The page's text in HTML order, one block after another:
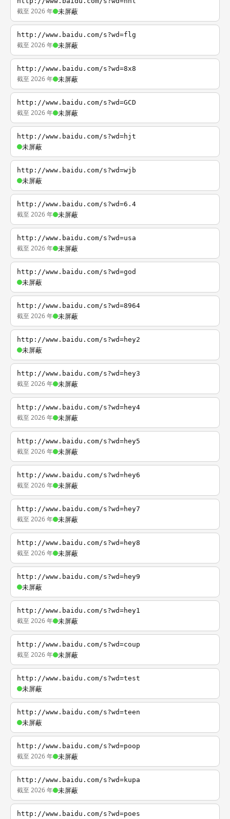
截至 2026 年 未屏蔽
http://www.baidu.com/s?wd=flg
截至 2026 年 未屏蔽
http://www.baidu.com/s?wd=8x8
截至 2026 年 未屏蔽
http://www.baidu.com/s?wd=GCD
截至 2026 年 未屏蔽
http://www.baidu.com/s?wd=hjt
未屏蔽
http://www.baidu.com/s?wd=wjb
未屏蔽
http://www.baidu.com/s?wd=6.4
截至 2026 年 未屏蔽
http://www.baidu.com/s?wd=usa
截至 2026 年 未屏蔽
http://www.baidu.com/s?wd=god
未屏蔽
http://www.baidu.com/s?wd=8964
截至 2026 年 未屏蔽
http://www.baidu.com/s?wd=hey2
未屏蔽
http://www.baidu.com/s?wd=hey3
截至 2026 年 未屏蔽
http://www.baidu.com/s?wd=hey4
截至 2026 年 未屏蔽
http://www.baidu.com/s?wd=hey5
截至 2026 年 未屏蔽
http://www.baidu.com/s?wd=hey6
截至 2026 年 未屏蔽
http://www.baidu.com/s?wd=hey7
截至 2026 年 未屏蔽
http://www.baidu.com/s?wd=hey8
截至 2026 年 未屏蔽
http://www.baidu.com/s?wd=hey9
未屏蔽
http://www.baidu.com/s?wd=hey1
截至 2026 年 未屏蔽
http://www.baidu.com/s?wd=coup
截至 2026 年 未屏蔽
http://www.baidu.com/s?wd=test
未屏蔽
http://www.baidu.com/s?wd=teen
未屏蔽
http://www.baidu.com/s?wd=poop
截至 2026 年 未屏蔽
http://www.baidu.com/s?wd=kupa
截至 2026 年 未屏蔽
http://www.baidu.com/s?wd=poes